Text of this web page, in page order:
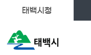
태백시청